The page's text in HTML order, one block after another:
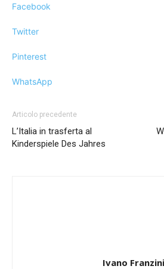
Facebook
Twitter
Pinterest
WhatsApp
Articolo precedente
L’Italia in trasferta al
Kinderspiele Des Jahres
Ivano Franzini